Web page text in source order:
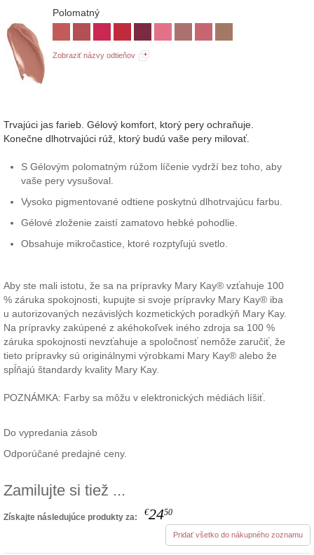
Polomatný
Zobraziť názvy odtieňov
Trvajúci jas farieb. Gélový komfort, ktorý pery ochraňuje.
Konečne dlhotrvajúci rúž, ktorý budú vaše pery milovať.
S Gélovým polomatným rúžom líčenie vydrží bez toho, aby
vaše pery vysušoval.
Vysoko pigmentované odtiene poskytnú dlhotrvajúcu farbu.
Gélové zloženie zaistí zamatovo hebké pohodlie.
Obsahuje mikročastice, ktoré rozptyľujú svetlo.
Aby ste mali istotu, že sa na prípravky Mary Kay® vzťahuje 100
% záruka spokojnosti, kupujte si svoje prípravky Mary Kay® iba
u autorizovaných nezávislých kozmetických poradkýň Mary Kay.
Na prípravky zakúpené z akéhokoľvek iného zdroja sa 100 %
záruka spokojnosti nevzťahuje a spoločnosť nemôže zaručiť, že
tieto prípravky sú originálnymi výrobkami Mary Kay® alebo že
spĺňajú štandardy kvality Mary Kay.
POZNÁMKA: Farby sa môžu v elektronických médiách líšiť.
Do vypredania zásob
Odporúčané predajné ceny.
Zamilujte si tiež ...
Získajte následujúce produkty za: €2450
Pridať všetko do nákupného zoznamu